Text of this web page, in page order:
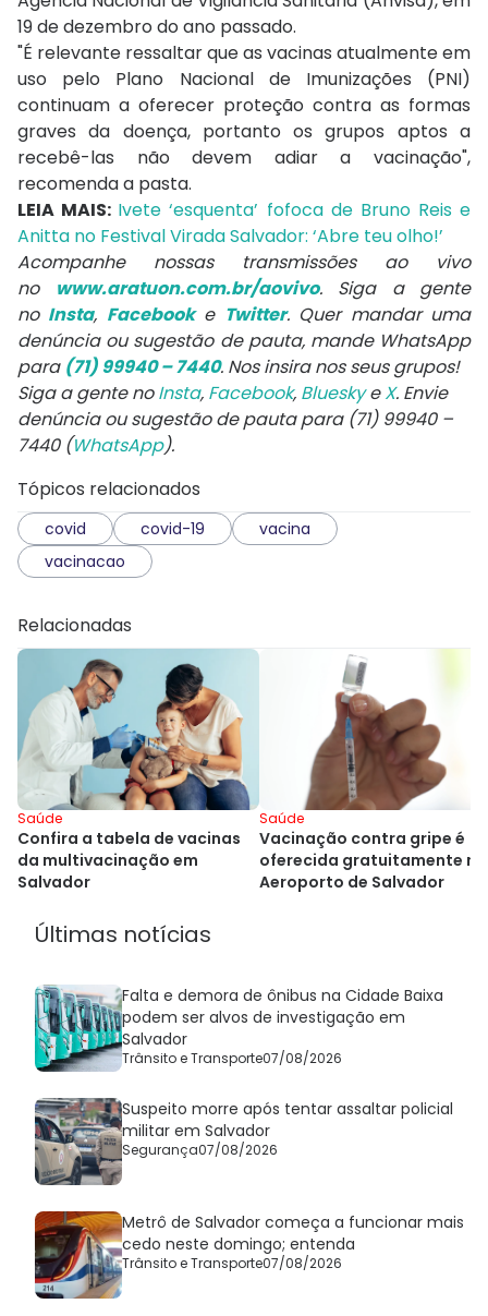
19 de dezembro do ano passado.
"É relevante ressaltar que as vacinas atualmente em
uso pelo Plano Nacional de Imunizações (PNI)
continuam a oferecer proteção contra as formas
graves da doença, portanto os grupos aptos a
recebê-las não devem adiar a vacinação",
recomenda a pasta.
LEIA MAIS: Ivete ‘esquenta’ fofoca de Bruno Reis e
Anitta no Festival Virada Salvador: ‘Abre teu olho!’
Acompanhe nossas transmissões ao vivo
no
www.aratuon.com.br/aovivo. Siga a gente
no Insta, Facebooke Twitter. Quer mandar uma
denúncia ou sugestão de pauta, mande WhatsApp
para (71) 99940 – 7440. Nos insira nos seus grupos!
Siga a gente noInsta, Facebook, BlueskyeX. Envie
denúncia ou sugestão de pauta para (71) 99940 –
7440 (WhatsApp).
Tópicos relacionados
covid covid-19
vacina
vacinacao
Relacionadas
Saúde
Confira a tabela de vacinas
da multivacinação em
Salvador
Saúde
Vacinação contra gripe é
oferecida gratuitamente no
Aeroporto de Salvador
Últimas notícias
Falta e demora de ônibus na Cidade Baixa
podem ser alvos de investigação em
Salvador
Trânsito e Transporte07/08/2026
Suspeito morre após tentar assaltar policial
militar em Salvador
Segurança07/08/2026
Metrô de Salvador começa a funcionar mais
cedo neste domingo; entenda
Trânsito e Transporte07/08/2026